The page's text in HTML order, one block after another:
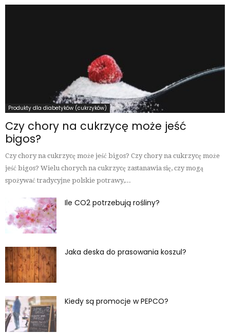
Produkty dla diabetyków (cukrzyków)
Czy chory na cukrzycę może jeść
bigos?
Czy chory na cukrzycę może jeść bigos? Czy chory na cukrzycę może
jeść bigos? Wielu chorych na cukrzycę zastanawia się, czy mogą
spożywać tradycyjne polskie potrawy,...
Ile CO2 potrzebują rośliny?
Jaka deska do prasowania koszul?
Kiedy są promocje w PEPCO?